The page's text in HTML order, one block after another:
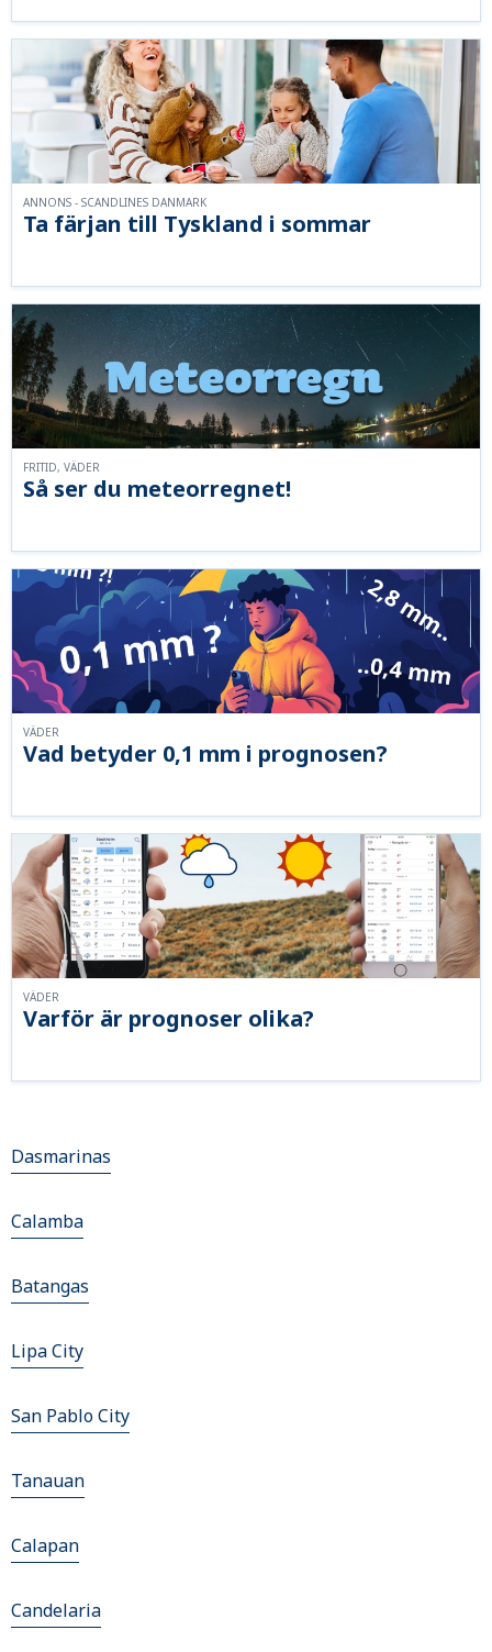
Ta färjan till Tyskland i sommar
ANNONS - SCANDLINES DANMARK
Så ser du meteorregnet!
FRITID, VÄDER
Vad betyder 0,1 mm i prognosen?
VÄDER
Varför är prognoser olika?
VÄDER
Dasmarinas
Calamba
Batangas
Lipa City
San Pablo City
Tanauan
Calapan
Candelaria